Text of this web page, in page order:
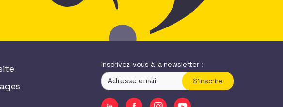
Inscrivez-vous à la newsletter :
S'inscrire